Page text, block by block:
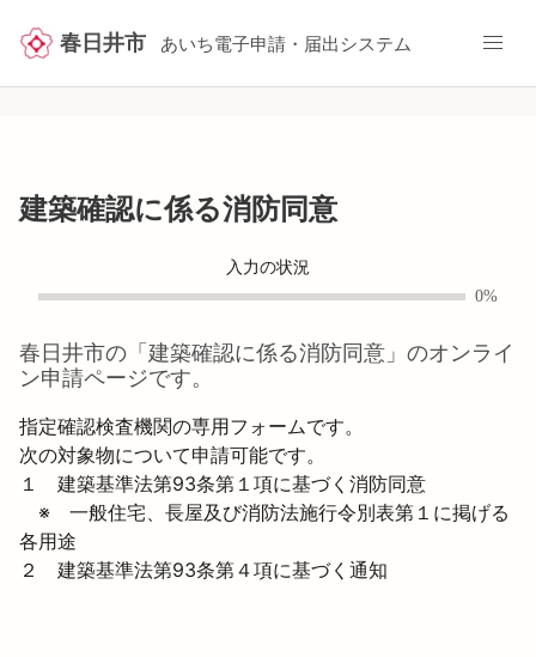
春日井市 あいち電子申請・届出システム
建築確認に係る消防同意
入力の状況
0%
春日井市の「 建築確認に係る消防同意 」のオンライ
ン申請ページです。
指定確認検査機関の専用フォームです。
次の対象物について申請可能です。
１　建築基準法第93条第１項に基づく消防同意
※　一般住宅、長屋及び消防法施行令別表第１に掲げる
各用途
２　建築基準法第93条第４項に基づく通知